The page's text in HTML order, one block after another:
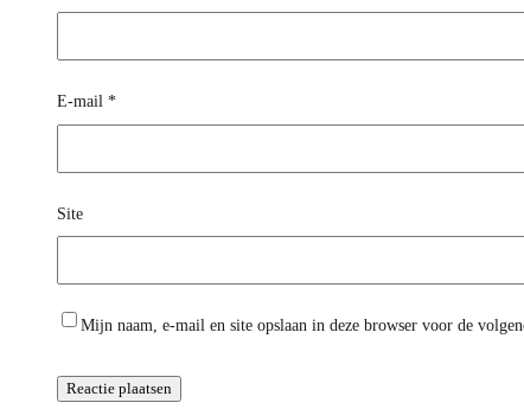
E-mail *
Site
Mijn naam, e-mail en site opslaan in deze browser voor de